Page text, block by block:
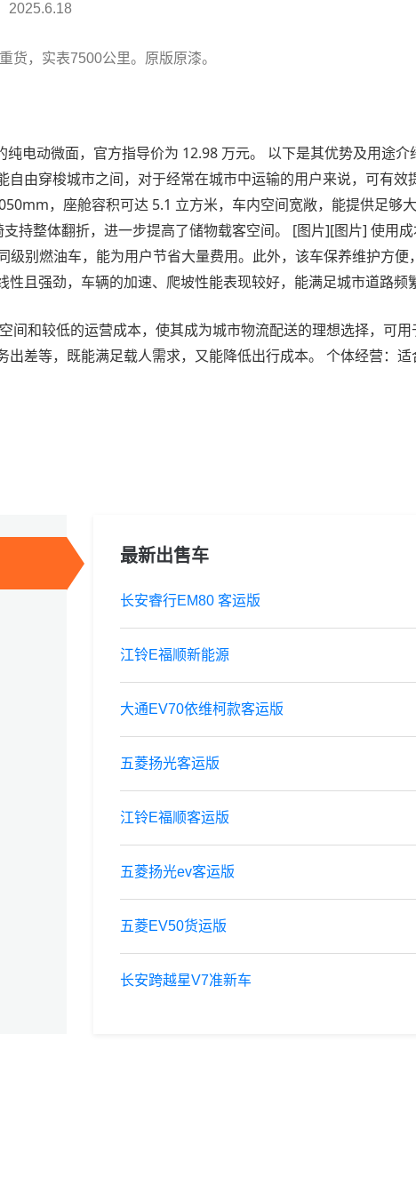
2025.6.18
货，实表7500公里。原版原漆。
纯电动微面，官方指导价为 12.98 万元。 以下是其优势及用途
自由穿梭城市之间，对于经常在城市中运输的用户来说，可有
，座舱容积可达 5.1 立方米，车内空间宽敞，能提供足够
持整体翻折，进一步提高了储物载客空间。 [图片][图片] 使用
级别燃油车，能为用户节省大量费用。此外，该车保养维护方
且强劲，车辆的加速、爬坡性能表现较好，能满足城市道路频
间和较低的运营成本，使其成为城市物流配送的理想选择，可
出差等，既能满足载人需求，又能降低出行成本。 个体经营：
最新出售车
长安睿行EM80 客运版
江铃E福顺新能源
大通EV70依维柯款客运版
五菱扬光客运版
江铃E福顺客运版
五菱扬光ev客运版
五菱EV50货运版
长安跨越星V7准新车